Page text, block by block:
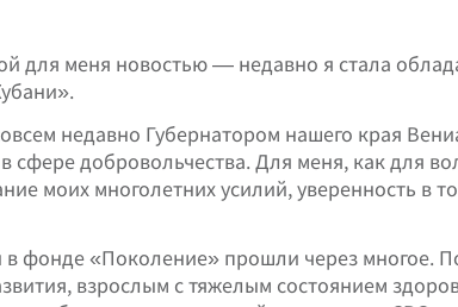
для меня новостью — недавно я стала
недавно Губернатором нашего края
сфере добровольчества. Для меня, как для
моих многолетних усилий, уверенность в
в фонде «Поколение» прошли через многое.
взрослым с тяжелым состоянием